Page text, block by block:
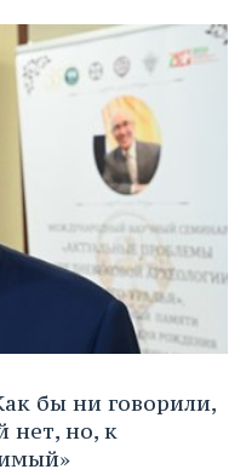
бы ни говорили,
нет, но, к